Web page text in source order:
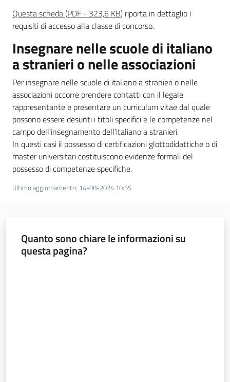
Questa scheda(PDF - 323,6 KB) riporta in dettaglio i
requisiti di accesso alla classe di concorso.
Insegnare nelle scuole di italiano
a stranieri o nelle associazioni
Per insegnare nelle scuole di italiano a stranieri o nelle
associazioni occorre prendere contatti con il legale
rappresentante e presentare un curriculum vitae dal quale
possono essere desunti i titoli specifici e le competenze nel
campo dell’insegnamento dell’italiano a stranieri.
In questi casi il possesso di certificazioni glottodidattiche o di
master universitari costituiscono evidenze formali del
possesso di competenze specifiche.
Ultimo aggiornamento: 14-08-2024 10:55
Quanto sono chiare le informazioni su
questa pagina?